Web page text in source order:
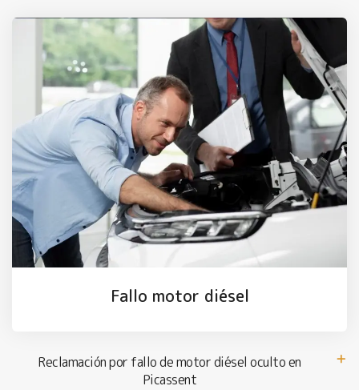
Fallo motor diésel
Reclamación por fallo de motor diésel oculto en
Picassent